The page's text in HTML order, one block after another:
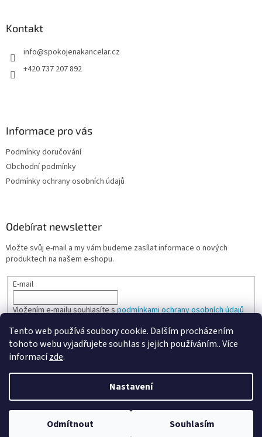
Tento web používá soubory cookie. Dalším procházením
tohoto webu vyjadřujete souhlas s jejich používáním.. Více
informacízde.
Nastavení
Odmítnout Souhlasím
Kontakt
info@spokojenakancelar.cz
+420 737 207 892
Informace pro vás
Podmínky doručování
Obchodní podmínky
Podmínky ochrany osobních údajů
Odebírat newsletter
Vložte svůj e-mail a my vám budeme zasílat informace o nových
produktech na našem e-shopu.
E-mail
Vložením e-mailu souhlasíte spodmínkami ochrany osobních údajů
PŘIHLÁSIT SE
Vytvořil Shoptet
Copyright 2026Spokojená kancelář . Všechna práva vyhrazena.